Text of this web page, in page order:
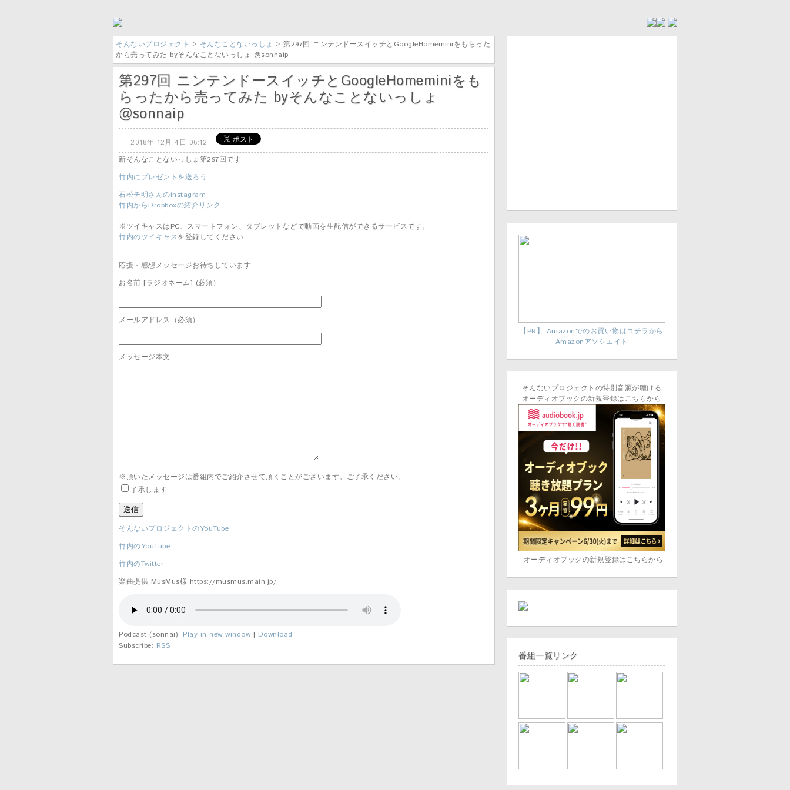
そんないプロジェクト > そんなことないっしょ > 第297回 ニンテンドースイッチとGoogleHomeminiをもらった
から売ってみた byそんなことないっしょ @sonnaip
第297回 ニンテンドースイッチとGoogleHomeminiをも
らったから売ってみた byそんなことないっしょ
@sonnaip
2018年 12月 4日 06:12
新そんなことないっしょ第297回です
竹内にプレゼントを送ろう
石松チ明さんのinstagram
竹内からDropboxの紹介リンク
※ツイキャスはPC、スマートフォン、タブレットなどで動画を生配信ができるサービスです。
竹内のツイキャスを登録してください
応援・感想メッセージお待ちしています
お名前 [ラジオネーム] (必須）
メールアドレス（必須）
メッセージ本文
※頂いたメッセージは番組内でご紹介させて頂くことがございます。ご了承ください。
了承します
そんないプロジェクトのYouTube
竹内のYouTube
竹内のTwitter
楽曲提供 MusMus様 https://musmus.main.jp/
Podcast (sonnai): Play in new window| Download
Subscribe: RSS
【PR】 Amazonでのお買い物はコチラから
Amazonアソシエイト
そんないプロジェクトの特別音源が聴ける
オーディオブックの新規登録はこちらから
オーディオブックの新規登録はこちらから
番組一覧リンク